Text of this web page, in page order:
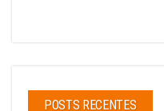
POSTS RECENTES